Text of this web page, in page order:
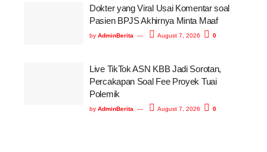
Dokter yang Viral Usai Komentar soal
Pasien BPJS Akhirnya Minta Maaf
by AdminBerita August 7, 2026 0
Live TikTok ASN KBB Jadi Sorotan,
Percakapan Soal Fee Proyek Tuai
Polemik
by AdminBerita August 7, 2026 0